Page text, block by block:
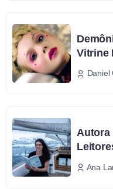
Vitrine
Daniel
Autora
Ana